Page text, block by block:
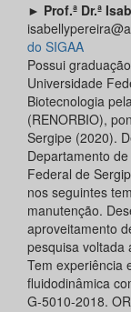
► Prof.ª Dr.ª
do SIGAA
Possui
Universidade
Biotecnologia
(RENORBIO),
Sergipe (2020).
Departamento
Federal de
nos seguintes
manutenção.
aproveitamento
pesquisa voltada
Tem experiência
fluidodinâmica
G-5010-2018.